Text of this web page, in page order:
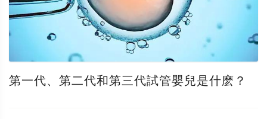
第一代、第二代和第三代試管嬰兒是什麽？